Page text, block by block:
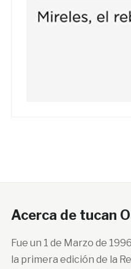
Acerca de tucan
Fue un 1 de Marzo de
la primera edición de la